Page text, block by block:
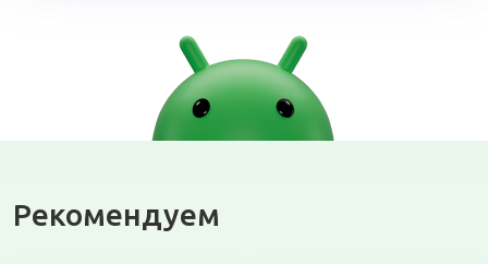
Рекомендуем